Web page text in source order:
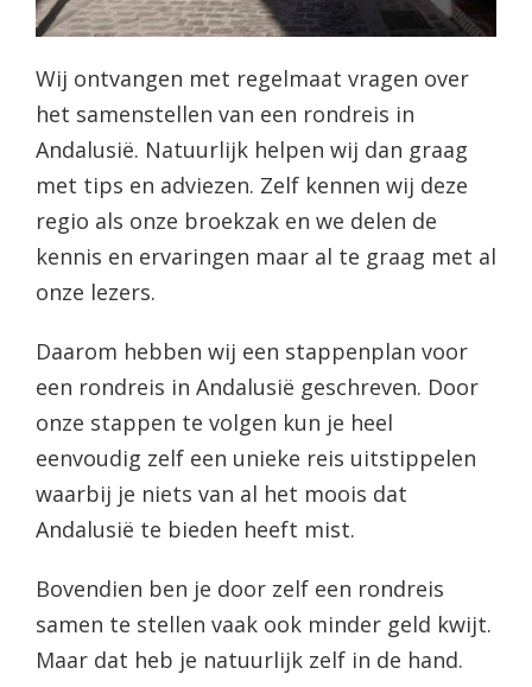
Wij ontvangen met regelmaat vragen over
het samenstellen van een rondreis in
Andalusië. Natuurlijk helpen wij dan graag
met tips en adviezen. Zelf kennen wij deze
regio als onze broekzak en we delen de
kennis en ervaringen maar al te graag met al
onze lezers.
Daarom hebben wij een stappenplan voor
een rondreis in Andalusië geschreven. Door
onze stappen te volgen kun je heel
eenvoudig zelf een unieke reis uitstippelen
waarbij je niets van al het moois dat
Andalusië te bieden heeft mist.
Bovendien ben je door zelf een rondreis
samen te stellen vaak ook minder geld kwijt.
Maar dat heb je natuurlijk zelf in de hand.